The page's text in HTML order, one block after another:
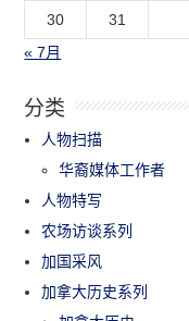
30
31
« 7月
分类
人物扫描
华裔媒体工作者
人物特写
农场访谈系列
加国采风
加拿大历史系列